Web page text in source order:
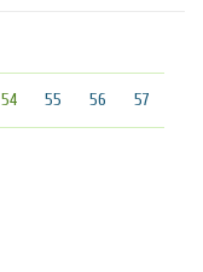
54(текущая)
55 56 57